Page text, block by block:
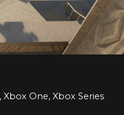
Xbox One, Xbox Series